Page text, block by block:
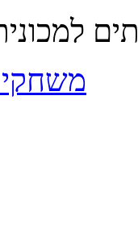
משחקי